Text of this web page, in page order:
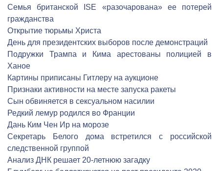
Семья британской ISE «разочарована» ее потерей
гражданства
Открытие тюрьмы Христа
День для президентских выборов после демонстраций
Подружки Трампа и Кима арестованы полицией в
Ханое
Картины приписаны Гитлеру на аукционе
Признаки активности на месте запуска ракеты
Сын обвиняется в сексуальном насилии
Редкий лемур родился во Франции
Дань Ким Чен Ир на морозе
Секретарь Белого дома встретился с российской
следственной группой
Анализ ДНК решает 20-летнюю загадку